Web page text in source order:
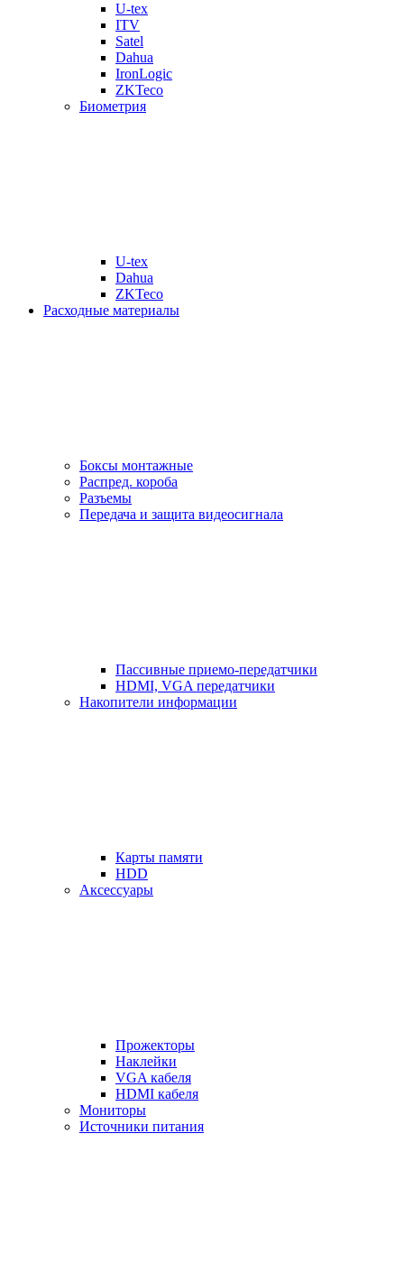
U-tex
ITV
Satel
Dahua
IronLogic
ZKTeco
Биометрия
U-tex
Dahua
ZKTeco
Расходные материалы
Боксы монтажные
Распред. короба
Разъемы
Передача и защита видеосигнала
Пассивные приемо-передатчики
HDMI, VGA передатчики
Накопители информации
Карты памяти
HDD
Аксессуары
Прожекторы
Наклейки
VGA кабеля
HDMI кабеля
Мониторы
Источники питания